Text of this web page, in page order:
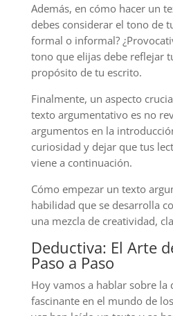
Además, en cómo hacer un
debes considerar el tono de
formal o informal?
tono que elijas debe reflejar
propósito de tu escrito.
Finalmente, un aspecto
texto argumentativo es no
argumentos en la
curiosidad y dejar que tus
viene a continuación.
Cómo empezar un texto
habilidad que se desarrolla
una mezcla de creatividad,
Deductiva: El Arte
Paso a Paso
Hoy vamos a hablar sobre la
fascinante en el mundo de